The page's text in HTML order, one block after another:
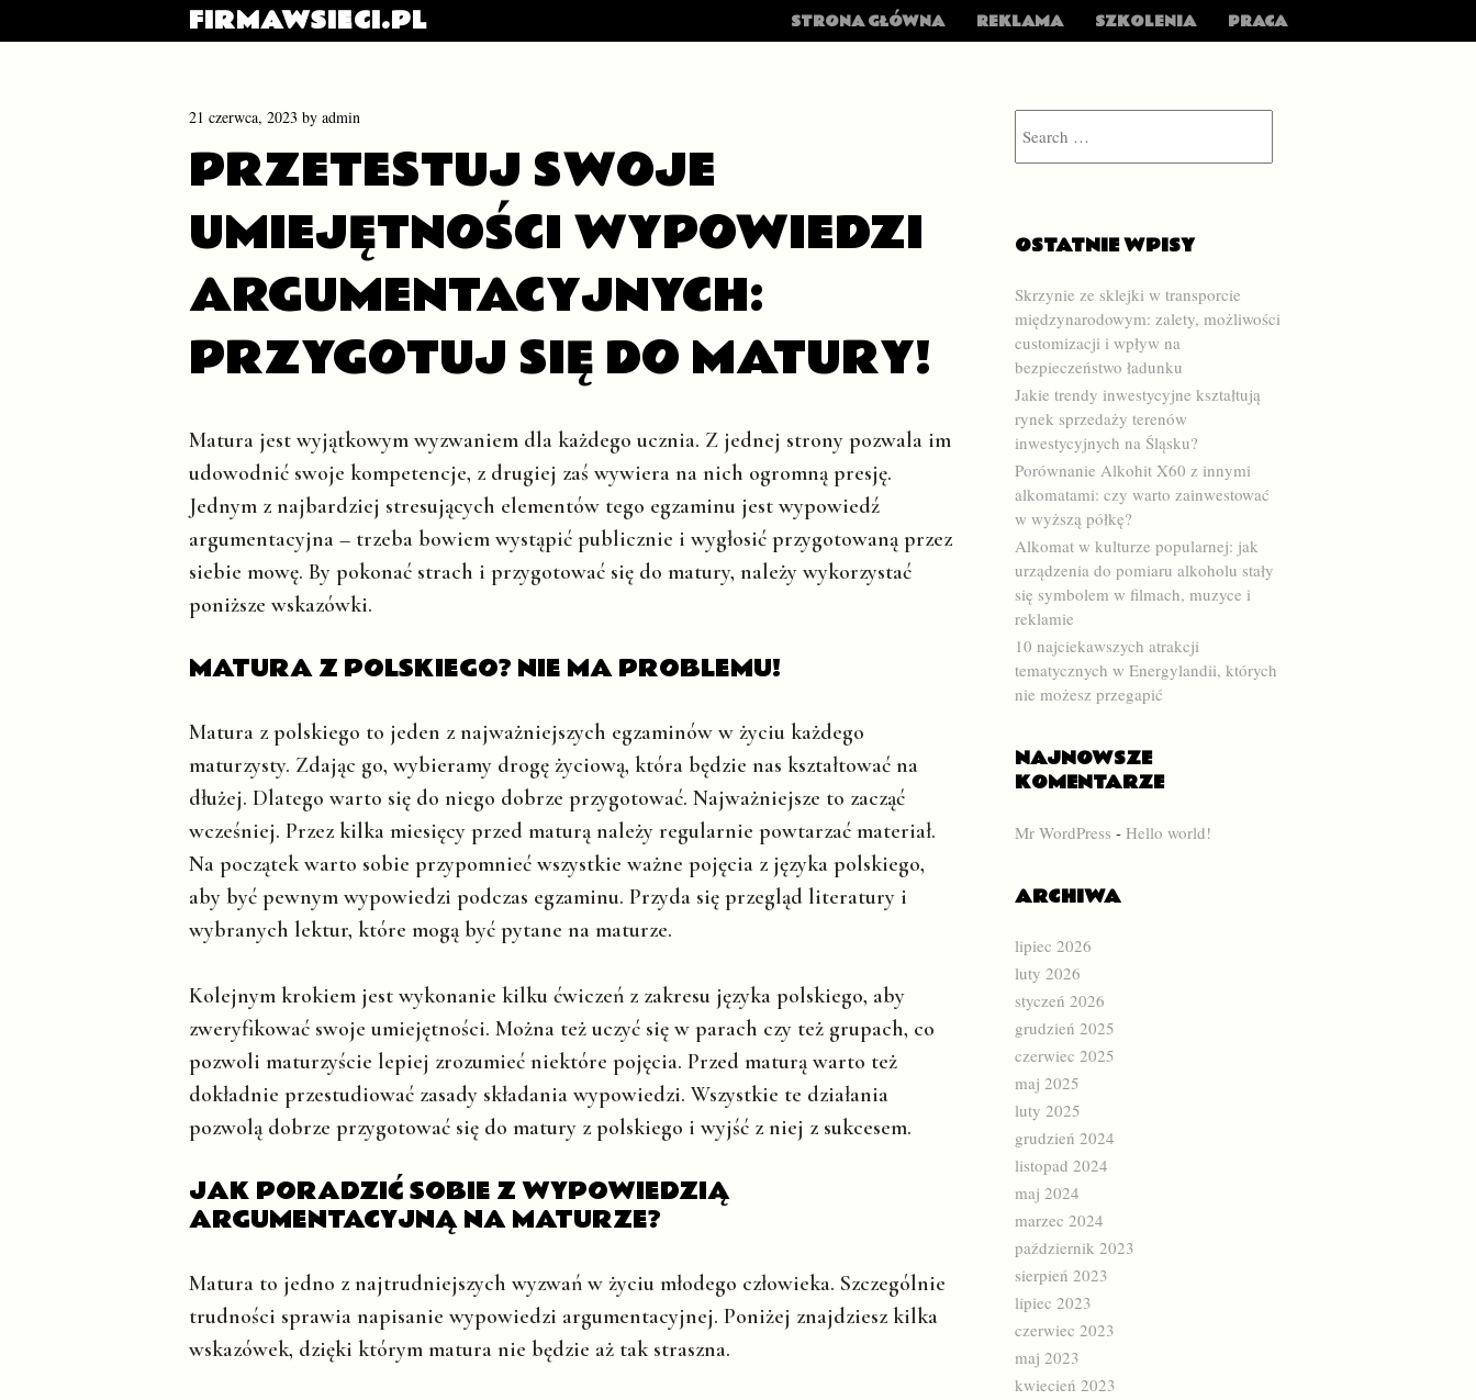
FIRMAWSIECI.PL MENU
SKIP TO CONTENT
STRONA GŁÓWNA REKLAMA SZKOLENIA PRACA
21 czerwca, 2023 by admin
PRZETESTUJ SWOJE
UMIEJĘTNOŚCI WYPOWIEDZI
ARGUMENTACYJNYCH:
PRZYGOTUJ SIĘ DO MATURY!
Matura jest wyjątkowym wyzwaniem dla każdego ucznia. Z jednej strony pozwala im
udowodnić swoje kompetencje, z drugiej zaś wywiera na nich ogromną presję.
Jednym z najbardziej stresujących elementów tego egzaminu jest wypowiedź
argumentacyjna – trzeba bowiem wystąpić publicznie i wygłosić przygotowaną przez
siebie mowę. By pokonać strach i przygotować się do matury, należy wykorzystać
poniższe wskazówki.
MATURA Z POLSKIEGO? NIE MA PROBLEMU!
Matura z polskiego to jeden z najważniejszych egzaminów w życiu każdego
maturzysty. Zdając go, wybieramy drogę życiową, która będzie nas kształtować na
dłużej. Dlatego warto się do niego dobrze przygotować. Najważniejsze to zacząć
wcześniej. Przez kilka miesięcy przed maturą należy regularnie powtarzać materiał.
Na początek warto sobie przypomnieć wszystkie ważne pojęcia z języka polskiego,
aby być pewnym wypowiedzi podczas egzaminu. Przyda się przegląd literatury i
wybranych lektur, które mogą być pytane na maturze.
Kolejnym krokiem jest wykonanie kilku ćwiczeń z zakresu języka polskiego, aby
zweryfikować swoje umiejętności. Można też uczyć się w parach czy też grupach, co
pozwoli maturzyście lepiej zrozumieć niektóre pojęcia. Przed maturą warto też
dokładnie przestudiować zasady składania wypowiedzi. Wszystkie te działania
pozwolą dobrze przygotować się do matury z polskiego i wyjść z niej z sukcesem.
JAK PORADZIĆ SOBIE Z WYPOWIEDZIĄ
ARGUMENTACYJNĄ NA MATURZE?
Matura to jedno z najtrudniejszych wyzwań w życiu młodego człowieka. Szczególnie
trudności sprawia napisanie wypowiedzi argumentacyjnej. Poniżej znajdziesz kilka
wskazówek, dzięki którym matura nie będzie aż tak straszna.
OSTATNIE WPISY
Skrzynie ze sklejki w transporcie
międzynarodowym: zalety, możliwości
customizacji i wpływ na
bezpieczeństwo ładunku
Jakie trendy inwestycyjne kształtują
rynek sprzedaży terenów
inwestycyjnych na Śląsku?
Porównanie Alkohit X60 z innymi
alkomatami: czy warto zainwestować
w wyższą półkę?
Alkomat w kulturze popularnej: jak
urządzenia do pomiaru alkoholu stały
się symbolem w filmach, muzyce i
reklamie
10 najciekawszych atrakcji
tematycznych w Energylandii, których
nie możesz przegapić
NAJNOWSZE
KOMENTARZE
Mr WordPress - Hello world!
ARCHIWA
lipiec 2026
luty 2026
styczeń 2026
grudzień 2025
czerwiec 2025
maj 2025
luty 2025
grudzień 2024
listopad 2024
maj 2024
marzec 2024
październik 2023
sierpień 2023
lipiec 2023
czerwiec 2023
maj 2023
kwiecień 2023